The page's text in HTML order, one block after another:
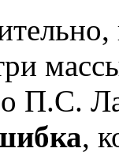
в
П.С.
,